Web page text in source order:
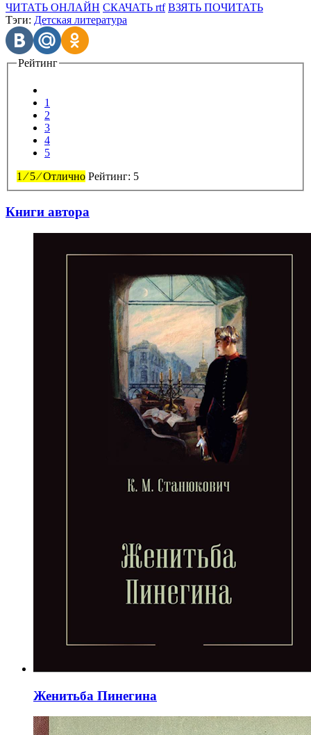
ЧИТАТЬ ОНЛАЙН СКАЧАТЬ rtf ВЗЯТЬ ПОЧИТАТЬ
Тэги: Детская литература
Рейтинг
1
2
3
4
5
1⁄5⁄Отлично Рейтинг: 5
Книги автора
Женитьба Пинегина